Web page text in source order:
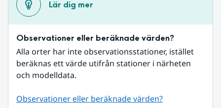
Lär dig mer
Observationer eller beräknade värden?
Alla orter har inte observationsstationer, istället
beräknas ett värde utifrån stationer i närheten
och modelldata.
Observationer eller beräknade värden?